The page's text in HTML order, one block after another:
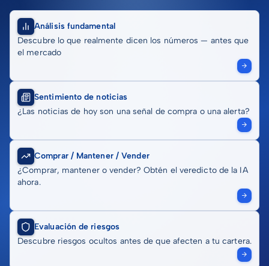
Análisis fundamental
Descubre lo que realmente dicen los números — antes que
el mercado
Sentimiento de noticias
¿Las noticias de hoy son una señal de compra o una alerta?
Comprar / Mantener / Vender
¿Comprar, mantener o vender? Obtén el veredicto de la IA
ahora.
Evaluación de riesgos
Descubre riesgos ocultos antes de que afecten a tu cartera.